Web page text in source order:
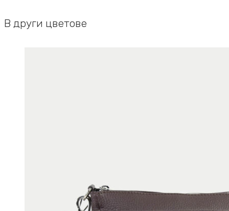
В други цветове